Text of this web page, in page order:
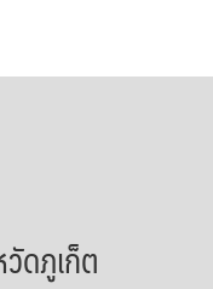
ดภูเก็ต